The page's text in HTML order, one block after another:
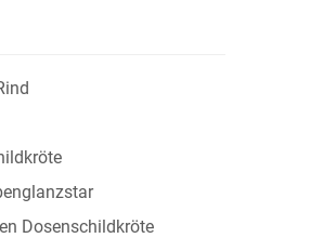
Dosenschildkröte